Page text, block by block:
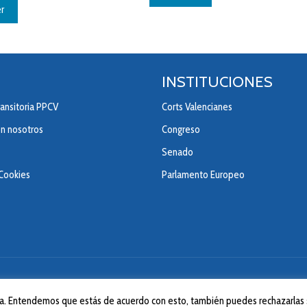
PPCV
nosotros
INSTITUCIONES
Corts Valencianes
Congreso
Senado
Parlamento Europeo
Entendemos que estás de acuerdo con esto, también puedes